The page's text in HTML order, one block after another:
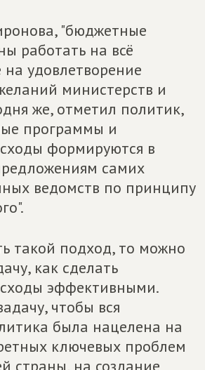
"бюджетные
работать на всё
удовлетворение
министерств и
же, отметил политик,
программы и
формируются в
самих
ведомств по принципу
такой подход, то можно
как сделать
эффективными.
чтобы вся
была нацелена на
ключевых проблем
страны, на создание